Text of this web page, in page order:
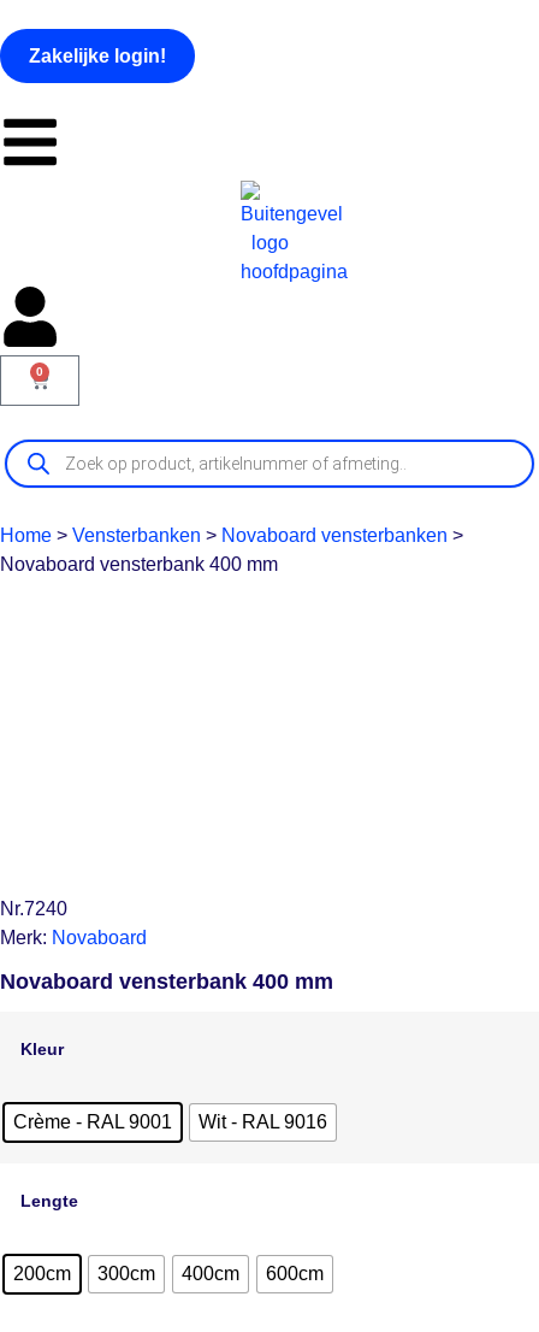
Zakelijke login!
0
Home > Vensterbanken > Novaboard vensterbanken >
Novaboard vensterbank 400 mm
Nr.7240
Merk: Novaboard
Novaboard vensterbank 400 mm
Kleur
Crème - RAL 9001 Wit - RAL 9016
Lengte
200cm 300cm 400cm 600cm